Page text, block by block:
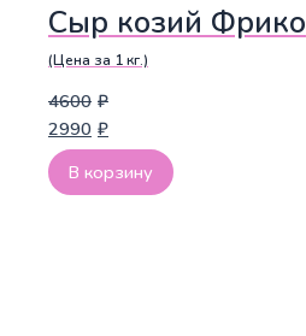
Сыр козий Фрико
(Цена за 1 кг.)
4600 ₽
2990 ₽
В корзину